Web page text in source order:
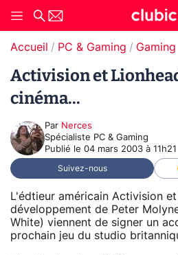
Accueil PC & Gaming Gaming
Activision et
cinéma...
Par Nerces
Spécialiste PC & Gaming
Publié le 04 mars 2003 à 11h21
Suivez-nous
L'édtieur américain Activision
développement de Peter
White) viennent de signer un
prochain jeu du studio